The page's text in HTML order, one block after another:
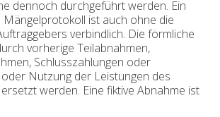
dennoch durchgeführt werden. Ein
Mängelprotokoll ist auch ohne die
verbindlich. Die förmliche
vorherige Teilabnahmen,
Schlusszahlungen oder
Nutzung der Leistungen des
werden. Eine fiktive Abnahme ist